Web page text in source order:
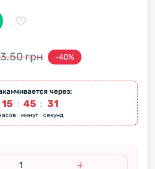
грн -40%
через:
15 : 45
минут
: 31
секунд